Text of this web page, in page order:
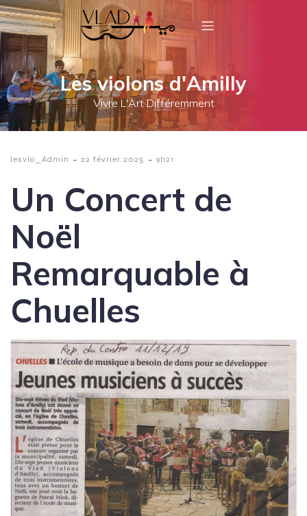
Les violons d'Amilly
Vivre L'Art Différemment
lesvio_Admin - 22 février 2025 - 9h21
Un Concert de
Noël
Remarquable à
Chuelles